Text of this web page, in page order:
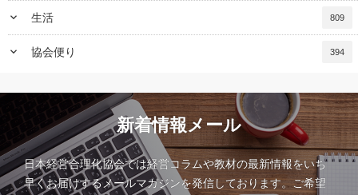
keyboard_arrow_down 生活 809
keyboard_arrow_down 協会便り 394
新着情報メール
日本経営合理化協会では経営コラムや教材の最新情報をいち
早くお届けするメールマガジンを発信しております。ご希望